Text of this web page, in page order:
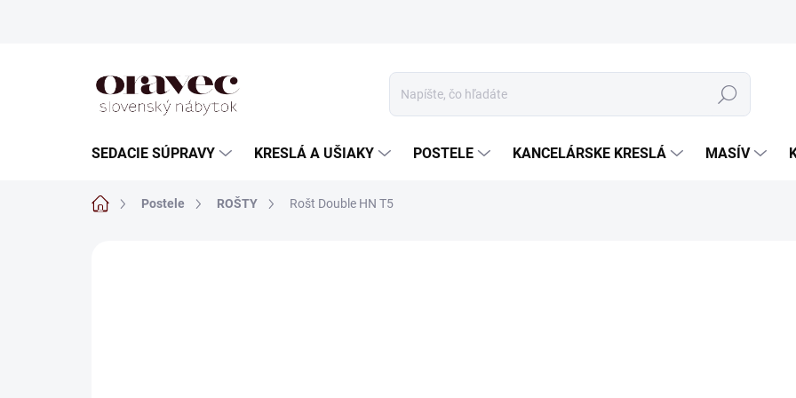
Hľadať
SEDACIE SÚPRAVY KRESLÁ A UŠIAKY POSTELE KANCELÁRSKE KRESLÁ MASÍV
DomovPostele ROŠTY Rošt Double HN T5